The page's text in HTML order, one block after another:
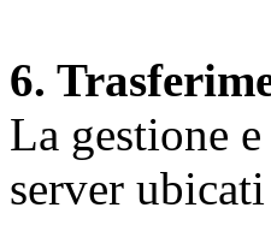
6.
La gestione
server